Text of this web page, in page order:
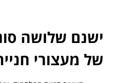
ישנם שלושה
של מעצורי